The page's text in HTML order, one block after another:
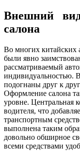
Внешний
салона
Во многих китайских
были явно
рассматриваемый
индивидуальностью.
подогнаны друг к
Оформление салона
уровне. Центральная
водителя, что
транспортным
выполнена таким
довольно обширное
всеми средствами